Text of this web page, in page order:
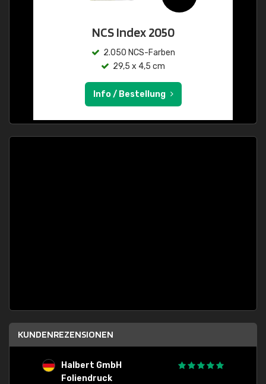
NCS Index 2050
2.050 NCS-Farben
29,5 x 4,5 cm
Info / Bestellung
KUNDENREZENSIONEN
Halbert GmbH
Foliendruck